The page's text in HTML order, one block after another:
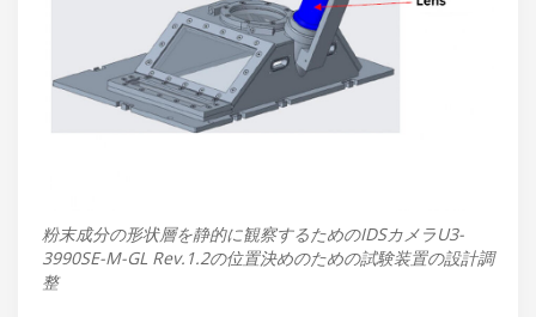
粉末成分の形状層を静的に観察するためのIDSカメラU3-
3990SE-M-GL Rev.1.2の位置決めのための試験装置の設計調
整